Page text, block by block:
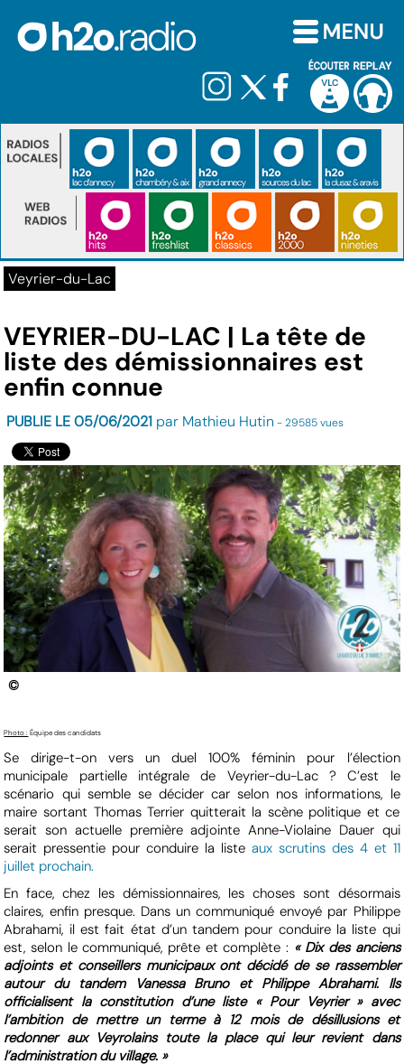
Veyrier-du-Lac
VEYRIER-DU-LAC | La tête de
liste des démissionnaires est
enfin connue
PUBLIE LE 05/06/2021 par Mathieu Hutin - 29585 vues
©
Photo : Équipe des candidats
Se dirige-t-on vers un duel 100% féminin pour l’élection
municipale partielle intégrale de Veyrier-du-Lac ? C’est le
scénario qui semble se décider car selon nos informations, le
maire sortant Thomas Terrier quitterait la scène politique et ce
serait son actuelle première adjointe Anne-Violaine Dauer qui
serait pressentie pour conduire la liste aux scrutins des 4 et 11
juillet prochain.
En face, chez les démissionnaires, les choses sont désormais
claires, enfin presque. Dans un communiqué envoyé par Philippe
Abrahami, il est fait état d’un tandem pour conduire la liste qui
est, selon le communiqué, prête et complète : « Dix des anciens
adjoints et conseillers municipaux ont décidé de se rassembler
autour du tandem Vanessa Bruno et Philippe Abrahami. Ils
officialisent la constitution d’une liste « Pour Veyrier » avec
l’ambition de mettre un terme à 12 mois de désillusions et
redonner aux Veyrolains toute la place qui leur revient dans
l’administration du village. »